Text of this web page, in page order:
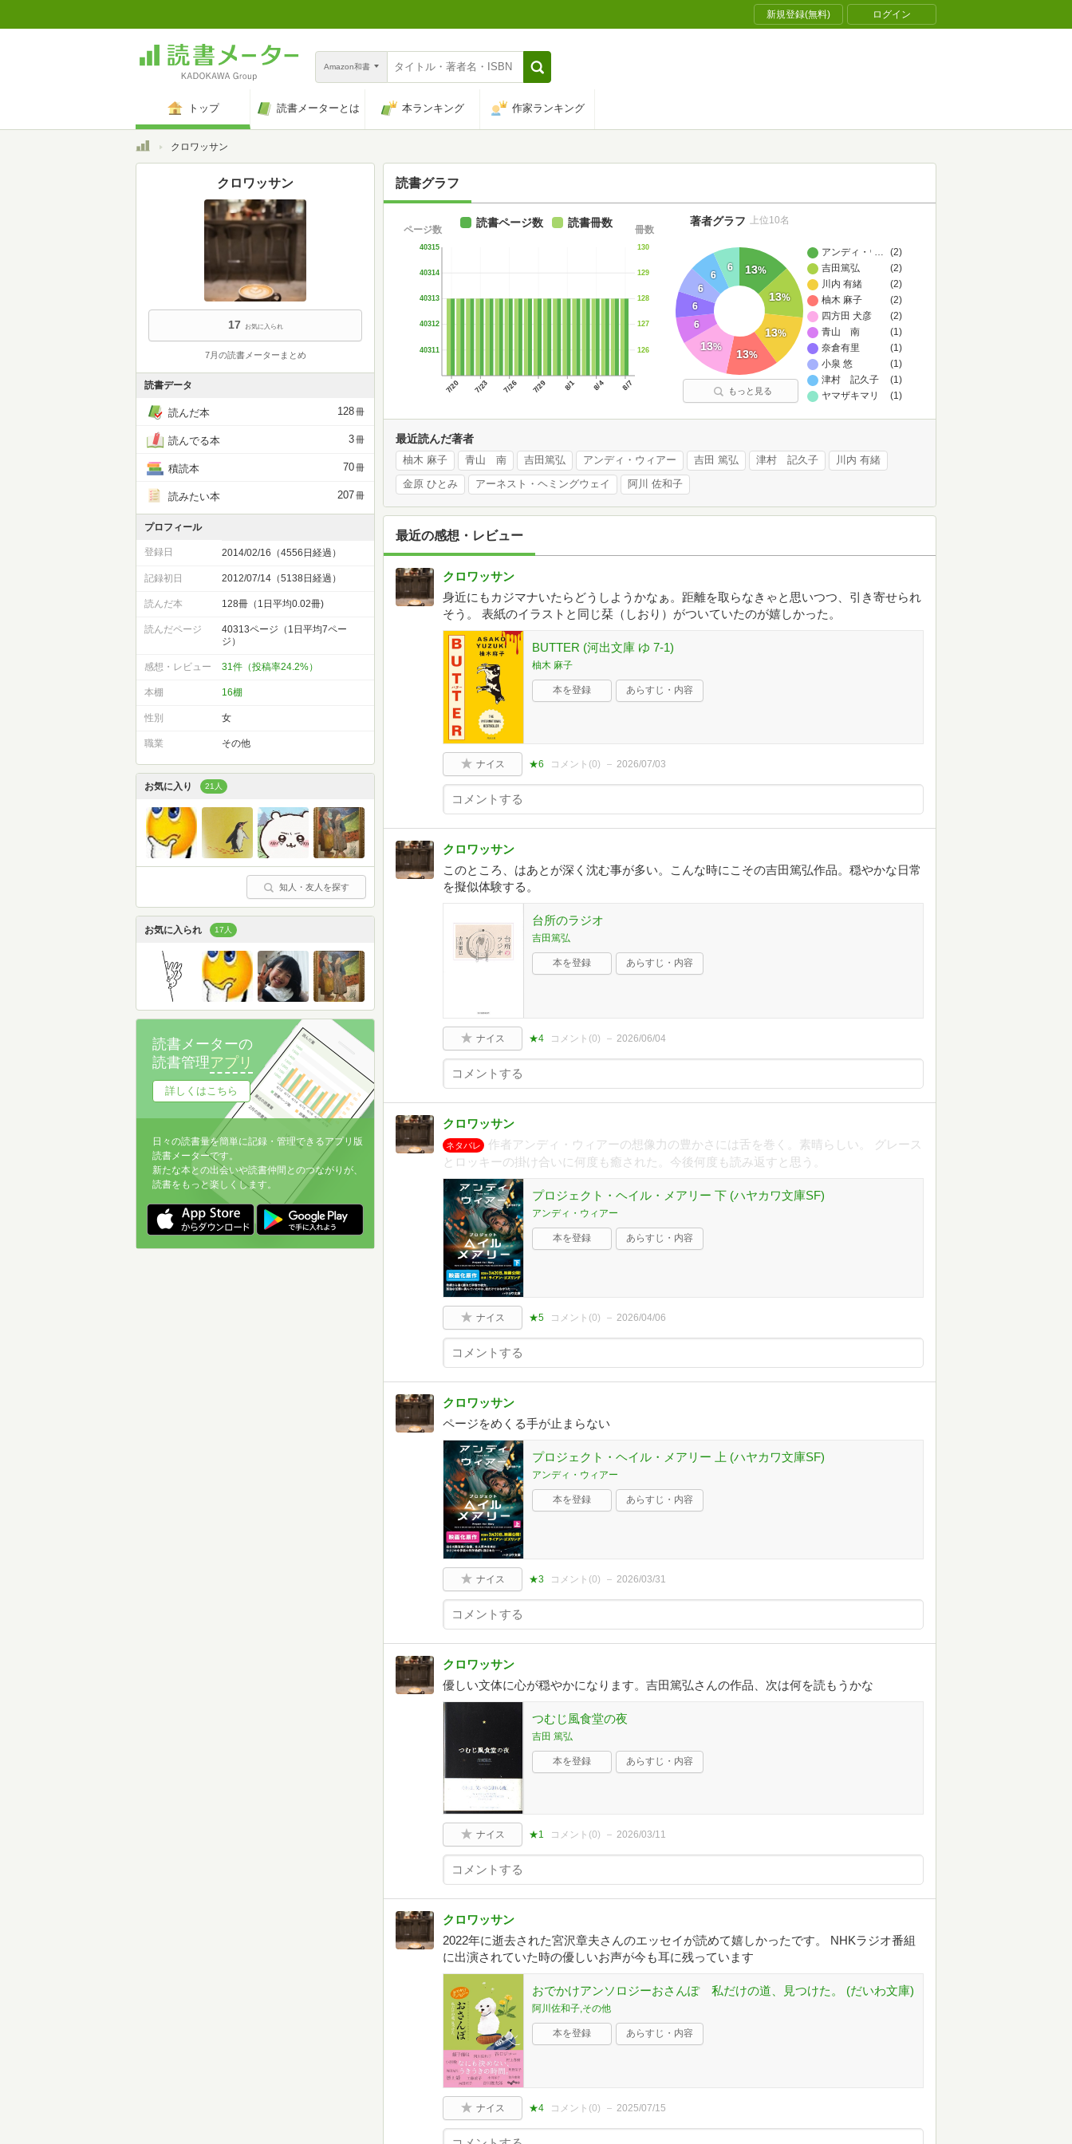
新規登録(無料) ログイン
Amazon和書
トップ 読書メーターとは 本ランキング 作家ランキング
トップクロワッサン
読書グラフ
7/20 7/23 7/26 7/29 8/1 8/4 8/7
40311
40312
40313
40314
40315
ページ数
126
127
128
129
130
冊数
読書ページ数 読書冊数
アンディ・ウィアー
(2)
…
吉田篤弘
(2)
川内 有緒
(2)
柚木 麻子
(2)
四方田 犬彦
(2)
青山 南
(1)
奈倉有里
(1)
小泉 悠
(1)
津村 記久子
(1)
ヤマザキマリ
(1)
13%
13%
13%
13%
13%
6
6
6
6
6
著者グラフ 上位10名
もっと見る
最近読んだ著者
柚木 麻子 青山 南 吉田篤弘 アンディ・ウィアー 吉田 篤弘 津村 記久子 川内 有緒
金原 ひとみ アーネスト・ヘミングウェイ 阿川 佐和子
最近の感想・レビュー
クロワッサン
身近にもカジマナいたらどうしようかなぁ。距離を取らなきゃと思いつつ、引き寄せられ
そう。 表紙のイラストと同じ栞（しおり）がついていたのが嬉しかった。
BUTTER (河出文庫 ゆ 7-1)
柚木 麻子
本を登録 あらすじ・内容
ナイス ★6 コメント(0) 2026/07/03
クロワッサン
このところ、はあとが深く沈む事が多い。こんな時にこその吉田篤弘作品。穏やかな日常
を擬似体験する。
台所のラジオ
吉田篤弘
本を登録 あらすじ・内容
ナイス ★4 コメント(0) 2026/06/04
クロワッサン
ネタバレ
作者アンディ・ウィアーの想像力の豊かさには舌を巻く。素晴らしい。 グレース
とロッキーの掛け合いに何度も癒された。今後何度も読み返すと思う。
プロジェクト・ヘイル・メアリー 下 (ハヤカワ文庫SF)
アンディ・ウィアー
本を登録 あらすじ・内容
ナイス ★5 コメント(0) 2026/04/06
クロワッサン
ページをめくる手が止まらない
プロジェクト・ヘイル・メアリー 上 (ハヤカワ文庫SF)
アンディ・ウィアー
本を登録 あらすじ・内容
ナイス ★3 コメント(0) 2026/03/31
クロワッサン
優しい文体に心が穏やかになります。吉田篤弘さんの作品、次は何を読もうかな
つむじ風食堂の夜
吉田 篤弘
本を登録 あらすじ・内容
ナイス ★1 コメント(0) 2026/03/11
クロワッサン
2022年に逝去された宮沢章夫さんのエッセイが読めて嬉しかったです。 NHKラジオ番組
に出演されていた時の優しいお声が今も耳に残っています
おでかけアンソロジーおさんぽ 私だけの道、見つけた。 (だいわ文庫)
阿川佐和子,その他
本を登録 あらすじ・内容
ナイス ★4 コメント(0) 2025/07/15
クロワッサン
17 お気に入られ
7月の読書メーターまとめ
読書データ
読んだ本 128冊
読んでる本 3冊
積読本 70冊
読みたい本 207冊
プロフィール
登録日 2014/02/16（4556日経過）
記録初日 2012/07/14（5138日経過）
読んだ本 128冊（1日平均0.02冊)
読んだページ
40313ページ（1日平均7ペー
ジ）
感想・レビュー 31件（投稿率24.2%）
本棚 16棚
性別 女
職業 その他
お気に入り 21人
知人・友人を探す
お気に入られ 17人
読書メーターの
読書管理アプリ
詳しくはこちら
日々の読書量を簡単に記録・管理できるアプリ版
読書メーターです。
新たな本との出会いや読書仲間とのつながりが、
読書をもっと楽しくします。